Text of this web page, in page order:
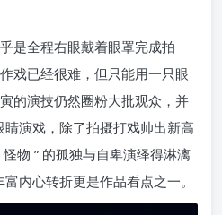
是全程右眼戴着眼罩完成拍
戏已经很难，但只能用一只眼
的演技仍然圈粉大批观众，并
演戏，除了拍摄打戏帅出新高
物 ” 的孤独与自卑演绎得淋漓
内心转折更是作品看点之一。